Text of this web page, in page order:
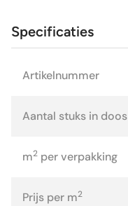
Specificaties
Artikelnummer
Aantal stuks in doos
m2 per verpakking
Prijs per m2